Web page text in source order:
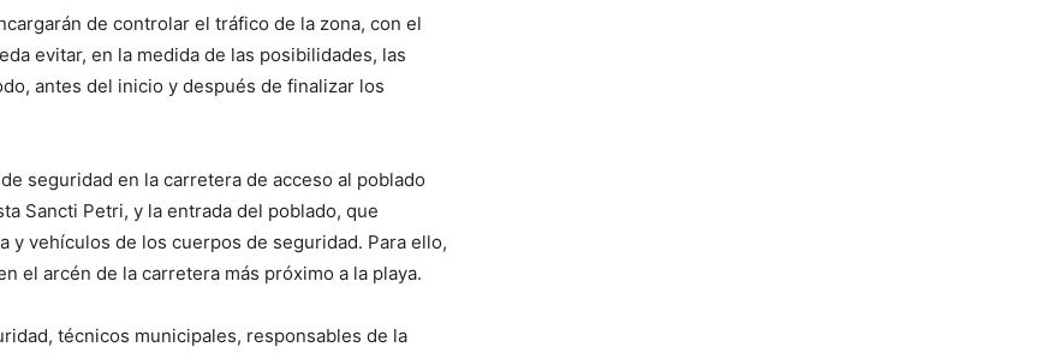
de controlar el tráfico de la zona, con el
evitar, en la medida de las posibilidades, las
antes del inicio y después de finalizar los
seguridad en la carretera de acceso al poblado
Sancti Petri, y la entrada del poblado, que
y vehículos de los cuerpos de seguridad. Para ello,
el arcén de la carretera más próximo a la playa.
técnicos municipales, responsables de la